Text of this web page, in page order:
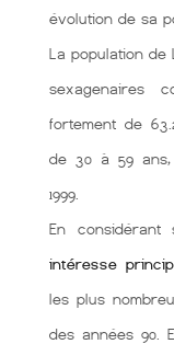
évolution de sa
La population de
sexagenaires
fortement de
de 30 à 59 ans,
1999.
En considérant
intéresse
les plus
des années 90.